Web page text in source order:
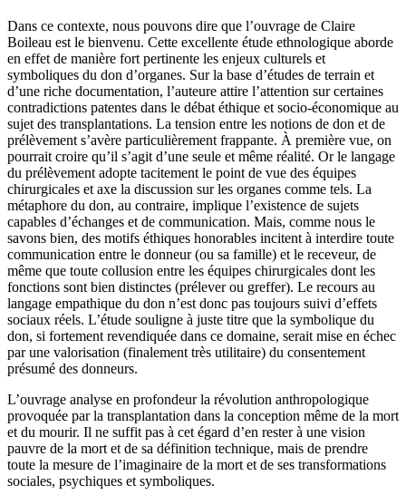
Dans ce contexte, nous pouvons dire que l’ouvrage de Claire
Boileau est le bienvenu. Cette excellente étude ethnologique aborde
en effet de manière fort pertinente les enjeux culturels et
symboliques du don d’organes. Sur la base d’études de terrain et
d’une riche documentation, l’auteure attire l’attention sur certaines
contradictions patentes dans le débat éthique et socio-économique au
sujet des transplantations. La tension entre les notions de don et de
prélèvement s’avère particulièrement frappante. À première vue, on
pourrait croire qu’il s’agit d’une seule et même réalité. Or le langage
du prélèvement adopte tacitement le point de vue des équipes
chirurgicales et axe la discussion sur les organes comme tels. La
métaphore du don, au contraire, implique l’existence de sujets
capables d’échanges et de communication. Mais, comme nous le
savons bien, des motifs éthiques honorables incitent à interdire toute
communication entre le donneur (ou sa famille) et le receveur, de
même que toute collusion entre les équipes chirurgicales dont les
fonctions sont bien distinctes (prélever ou greffer). Le recours au
langage empathique du don n’est donc pas toujours suivi d’effets
sociaux réels. L’étude souligne à juste titre que la symbolique du
don, si fortement revendiquée dans ce domaine, serait mise en échec
par une valorisation (finalement très utilitaire) du consentement
présumé des donneurs.
L’ouvrage analyse en profondeur la révolution anthropologique
provoquée par la transplantation dans la conception même de la mort
et du mourir. Il ne suffit pas à cet égard d’en rester à une vision
pauvre de la mort et de sa définition technique, mais de prendre
toute la mesure de l’imaginaire de la mort et de ses transformations
sociales, psychiques et symboliques.